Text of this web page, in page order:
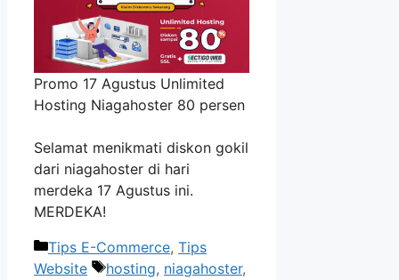
Promo 17 Agustus Unlimited
Hosting Niagahoster 80 persen
Selamat menikmati diskon gokil
dari niagahoster di hari
merdeka 17 Agustus ini.
MERDEKA!
Categories
Tips E-Commerce, Tips
Website
Tags
hosting, niagahoster,